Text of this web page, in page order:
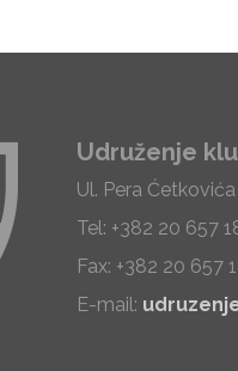
Udruženje
Ul. Pera
Tel: +382 20 657
Fax: +382 20 657
E-mail: